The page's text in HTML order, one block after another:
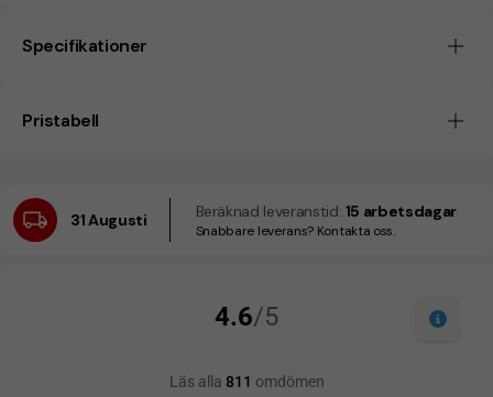
Specifikationer
Pristabell
31 Augusti Beräknad leveranstid: 15 arbetsdagar
Snabbare leverans? Kontakta oss.